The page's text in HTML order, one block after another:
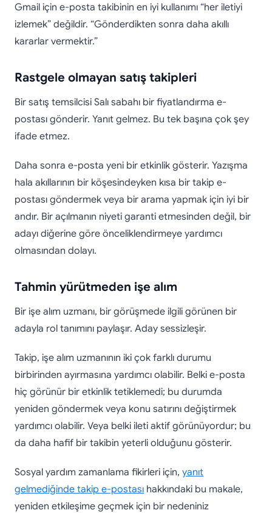
Gmail için e-posta takibinin en iyi kullanımı “her iletiyi
izlemek” değildir. “Gönderdikten sonra daha akıllı
kararlar vermektir.”
Rastgele olmayan satış takipleri
Bir satış temsilcisi Salı sabahı bir fiyatlandırma e-
postası gönderir. Yanıt gelmez. Bu tek başına çok şey
ifade etmez.
Daha sonra e-posta yeni bir etkinlik gösterir. Yazışma
hala akıllarının bir köşesindeyken kısa bir takip e-
postası göndermek veya bir arama yapmak için iyi bir
andır. Bir açılmanın niyeti garanti etmesinden değil, bir
adayı diğerine göre önceliklendirmeye yardımcı
olmasından dolayı.
Tahmin yürütmeden işe alım
Bir işe alım uzmanı, bir görüşmede ilgili görünen bir
adayla rol tanımını paylaşır. Aday sessizleşir.
Takip, işe alım uzmanının iki çok farklı durumu
birbirinden ayırmasına yardımcı olabilir. Belki e-posta
hiç görünür bir etkinlik tetiklemedi; bu durumda
yeniden göndermek veya konu satırını değiştirmek
yardımcı olabilir. Veya belki ileti aktif görünüyordur; bu
da daha hafif bir takibin yeterli olduğunu gösterir.
Sosyal yardım zamanlama fikirleri için, yanıt
gelmediğinde takip e-postası hakkındaki bu makale,
yeniden etkileşime geçmek için bir nedeniniz